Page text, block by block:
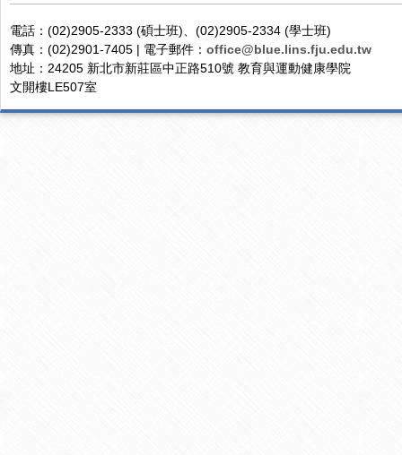
電話：(02)2905-2333 (碩士班)、(02)2905-2334 (學士班)
傳真：(02)2901-7405 | 電子郵件： office@blue.lins.fju.edu.tw
地址：24205 新北市新莊區中正路510號 教育與運動健康學院
文開樓LE507室